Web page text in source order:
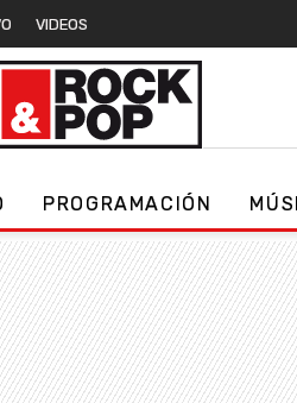
VIDEOS
PROGRAMACIÓN